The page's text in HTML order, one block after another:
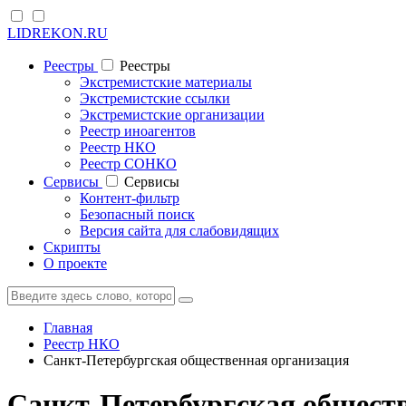
LIDREKON.RU
Реестры
Реестры
Экстремистские материалы
Экстремистские ссылки
Экстремистские организации
Реестр иноагентов
Реестр НКО
Реестр СОНКО
Cервисы
Cервисы
Контент-фильтр
Безопасный поиск
Версия сайта для слабовидящих
Скрипты
О проекте
Главная
Реестр НКО
Санкт-Петербургская общественная организация